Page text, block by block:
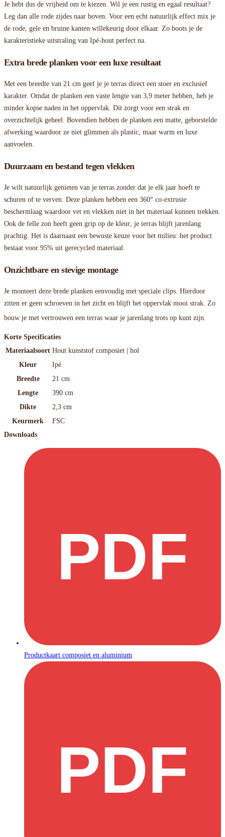
Je hebt dus de vrijheid om te kiezen. Wil je een rustig en egaal resultaat?
Leg dan alle rode zijdes naar boven. Voor een echt natuurlijk effect mix je
de rode, gele en bruine kanten willekeurig door elkaar. Zo boots je de
karakteristieke uitstraling van Ipé-hout perfect na.
Extra brede planken voor een luxe resultaat
Met een breedte van 21 cm geef je je terras direct een stoer en exclusief
karakter. Omdat de planken een vaste lengte van 3,9 meter hebben, heb je
minder kopse naden in het oppervlak. Dit zorgt voor een strak en
overzichtelijk geheel. Bovendien hebben de planken een matte, geborstelde
afwerking waardoor ze niet glimmen als plastic, maar warm en luxe
aanvoelen.
Duurzaam en bestand tegen vlekken
Je wilt natuurlijk genieten van je terras zonder dat je elk jaar hoeft te
schuren of te verven. Deze planken hebben een 360° co-extrusie
beschermlaag waardoor vet en vlekken niet in het materiaal kunnen trekken.
Ook de felle zon heeft geen grip op de kleur; je terras blijft jarenlang
prachtig. Het is daarnaast een bewuste keuze voor het milieu: het product
bestaat voor 95% uit gerecycled materiaal.
Onzichtbare en stevige montage
Je monteert deze brede planken eenvoudig met speciale clips. Hierdoor
zitten er geen schroeven in het zicht en blijft het oppervlak mooi strak. Zo
bouw je met vertrouwen een terras waar je jarenlang trots op kunt zijn.
Korte Specificaties
Materiaalsoort Hout kunststof composiet | hol
Kleur
Ipé
Breedte
21 cm
Lengte
390 cm
Dikte
2,3 cm
Keurmerk
FSC
Downloads
PDF
Productkaart composiet en aluminium
PDF